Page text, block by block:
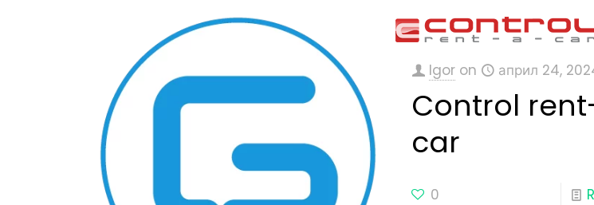
Igor on април 24,
Control
car
0